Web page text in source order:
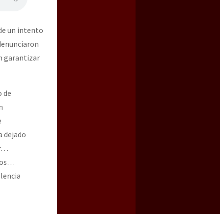
un intento
garantizar
de
dejado